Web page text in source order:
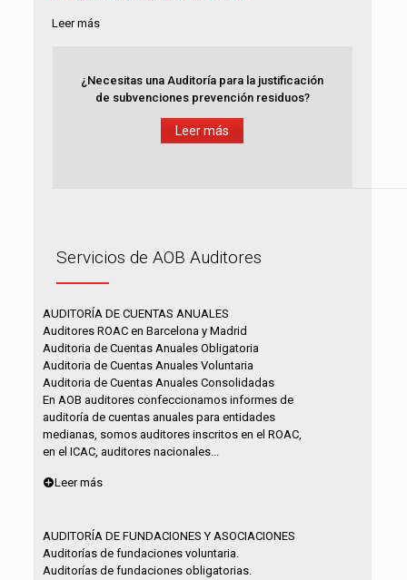
Leer más
¿Necesitas una Auditoría para la justificación
de subvenciones prevención residuos?
Leer más
Servicios de AOB Auditores
AUDITORÍA DE CUENTAS ANUALES
Auditores ROAC en Barcelona y Madrid
Auditoria de Cuentas Anuales Obligatoria
Auditoria de Cuentas Anuales Voluntaria
Auditoria de Cuentas Anuales Consolidadas
En AOB auditores confeccionamos informes de
auditoría de cuentas anuales para entidades
medianas, somos auditores inscritos en el ROAC,
en el ICAC, auditores nacionales...
Leer más
AUDITORÍA DE FUNDACIONES Y ASOCIACIONES
Auditorías de fundaciones voluntaria.
Auditorías de fundaciones obligatorias.